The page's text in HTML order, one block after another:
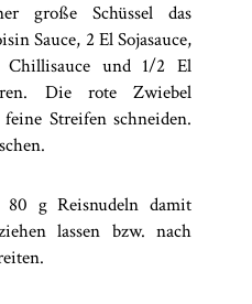
große Schüssel das
Sauce, 2 El Sojasauce,
und 1/2 El
Die rote Zwiebel
Streifen schneiden.
80 g Reisnudeln damit
lassen bzw. nach